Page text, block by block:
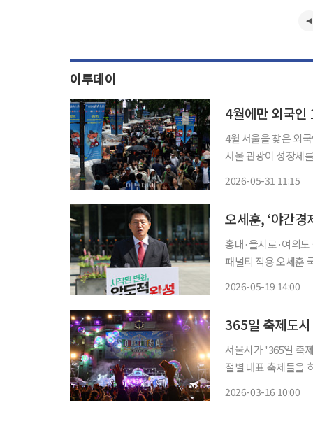
이투데이
4월에만 외국
4월 서울을 찾은 외
서울 관광이 성장세를 보인 것으로 나타
2026-05-31 11:15
홍대·을지로·여의
패널티 적용 오세훈 국민의힘 서울시장 후보가 골목상권 규제와 한강 여가 콘텐츠를 확대하
2026-05-19 14:00
서울시가 '365일 축
절별 대표 축제들을
2026-03-16 10:00